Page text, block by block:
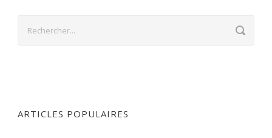
ARTICLES POPULAIRES